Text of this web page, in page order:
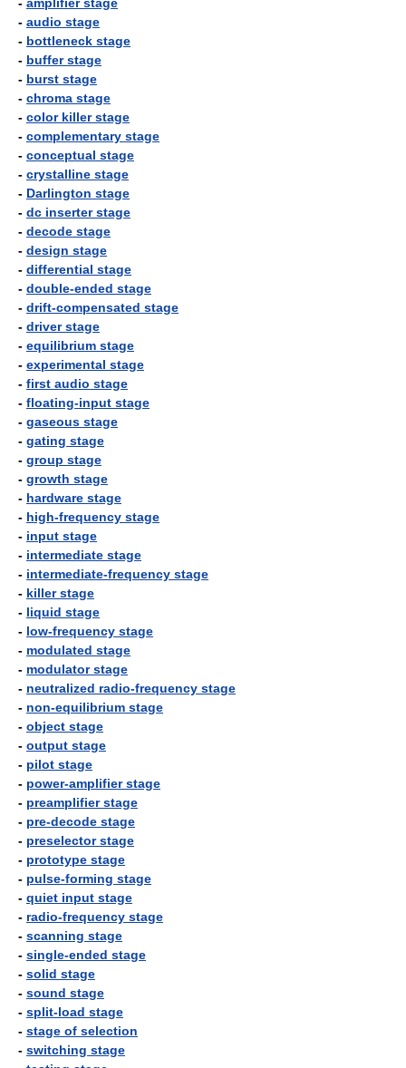
- audio stage
- bottleneck stage
- buffer stage
- burst stage
- chroma stage
- color killer stage
- complementary stage
- conceptual stage
- crystalline stage
- Darlington stage
- dc inserter stage
- decode stage
- design stage
- differential stage
- double-ended stage
- drift-compensated stage
- driver stage
- equilibrium stage
- experimental stage
- first audio stage
- floating-input stage
- gaseous stage
- gating stage
- group stage
- growth stage
- hardware stage
- high-frequency stage
- input stage
- intermediate stage
- intermediate-frequency stage
- killer stage
- liquid stage
- low-frequency stage
- modulated stage
- modulator stage
- neutralized radio-frequency stage
- non-equilibrium stage
- object stage
- output stage
- pilot stage
- power-amplifier stage
- preamplifier stage
- pre-decode stage
- preselector stage
- prototype stage
- pulse-forming stage
- quiet input stage
- radio-frequency stage
- scanning stage
- single-ended stage
- solid stage
- sound stage
- split-load stage
- stage of selection
- switching stage